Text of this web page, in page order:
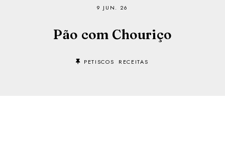
9 JUN. 26
Pão com Chouriço
PETISCOS RECEITAS